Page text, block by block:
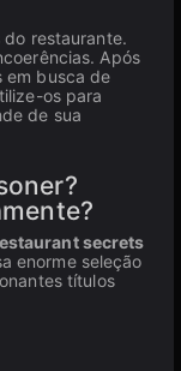
do restaurante.
Após
em busca de
os para
de sua
secrets
enorme seleção
títulos